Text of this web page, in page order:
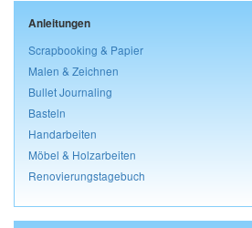
Anleitungen
Scrapbooking & Papier
Malen & Zeichnen
Bullet Journaling
Basteln
Handarbeiten
Möbel & Holzarbeiten
Renovierungstagebuch